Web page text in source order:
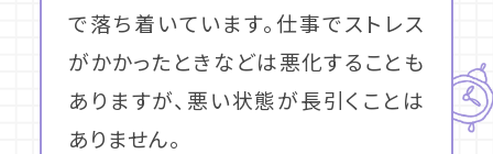
で落ち着いています。仕事でストレス
がかかったときなどは悪化することも
ありますが、悪い状態が長引くことは
ありません。